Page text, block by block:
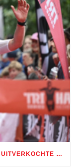
BETER, MOOIER, GROOTSER: STIJF UITVERKOCHTE TRI AMSTERDAM GROOT SUCCES